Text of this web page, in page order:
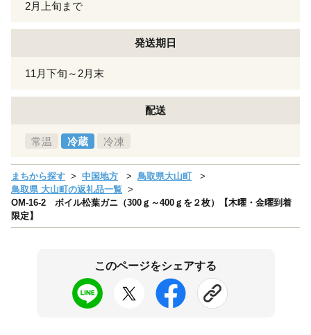
2月上旬まで
発送期日
11月下旬～2月末
配送
常温 冷蔵 冷凍
まちから探す 中国地方
鳥取県大山町
鳥取県 大山町の返礼品一覧
OM-16-2 ボイル松葉ガニ（300ｇ～400ｇを２枚）【木曜・金曜到着
限定】
このページをシェアする